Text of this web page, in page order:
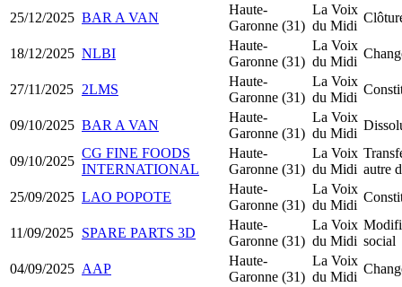
25/12/2025 BAR A VAN
Haute-
Garonne (31)
La Voix
du Midi
18/12/2025 NLBI
Haute-
Garonne (31)
La Voix
du Midi
27/11/2025 2LMS
Haute-
Garonne (31)
La Voix
du Midi
09/10/2025 BAR A VAN
Haute-
Garonne (31)
La Voix
du Midi
09/10/2025
CG FINE FOODS
INTERNATIONAL
Haute-
Garonne (31)
La Voix
du Midi autre
25/09/2025 LAO POPOTE
Haute-
Garonne (31)
La Voix
du Midi
11/09/2025 SPARE PARTS 3D
Haute-
Garonne (31)
La Voix
du Midi social
04/09/2025 AAP
Haute-
Garonne (31)
La Voix
du Midi